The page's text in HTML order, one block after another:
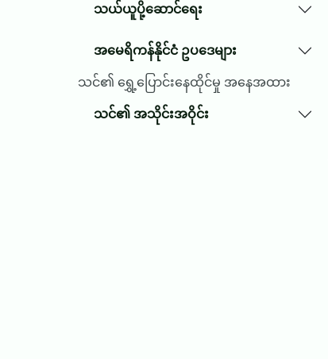
သယ်ယူပို့ဆောင်ရေး
အမေရိကန်နိုင်ငံ ဥပဒေများ
သင်၏ ရွှေ့ပြောင်းနေထိုင်မှု အနေအထား
သင်၏ အသိုင်းအဝိုင်း